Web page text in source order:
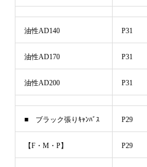
油性AD140 P31
油性AD170 P31
油性AD200 P31
■ ブラック張りｷｬﾝﾊﾞｽ P29
【F・M・P】 P29